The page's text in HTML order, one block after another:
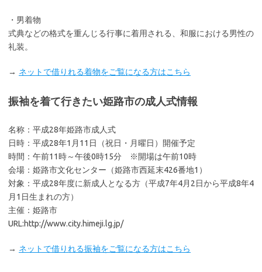
・男着物
式典などの格式を重んじる行事に着用される、和服における男性の
礼装。
→ ネットで借りれる着物をご覧になる方はこちら
振袖を着て行きたい姫路市の成人式情報
名称：平成28年姫路市成人式
日時：平成28年1月11日（祝日・月曜日）開催予定
時間：午前11時～午後0時15分 ※開場は午前10時
会場：姫路市文化センター（姫路市西延末426番地1）
対象：平成28年度に新成人となる方（平成7年4月2日から平成8年4
月1日生まれの方）
主催：姫路市
URL:http://www.city.himeji.lg.jp/
→ ネットで借りれる振袖をご覧になる方はこちら